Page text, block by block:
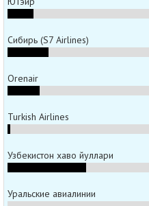
Сибирь (S7 Airlines)
Orenair
Turkish Airlines
Узбекистон хаво йуллари
Уральские авиалинии